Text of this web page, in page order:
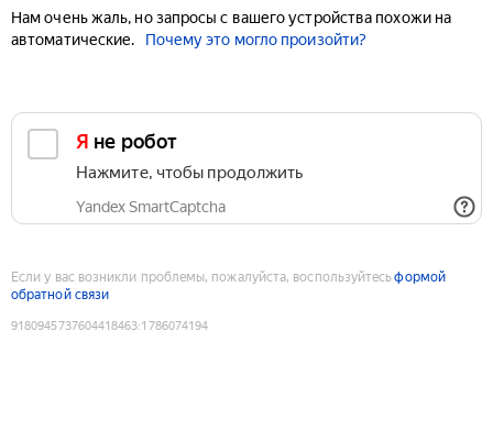
Нам очень жаль, но запросы с вашего устройства похожи на
автоматические.
Почему это могло произойти?
Я не робот
Нажмите, чтобы продолжить
Yandex SmartCaptcha
Если у вас возникли проблемы, пожалуйста, воспользуйтесьформой
обратной связи
9180945737604418463:1786074194